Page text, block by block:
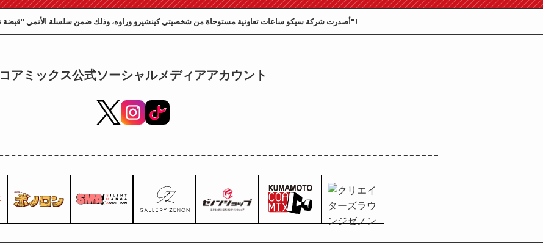
المقرر إصدار المجلد السادس من
سلسلة "سر العروس" في 20 أكتوبر!
أصدرت شركة سيكو ساعات تعاونية مستوحاة من شخصيتي كينشيرو وراوه، وذلك ضمن سلسلة الأنمي "قبضة نجم الشمال"!
コアミックス公式ソーシャルメディアアカウント